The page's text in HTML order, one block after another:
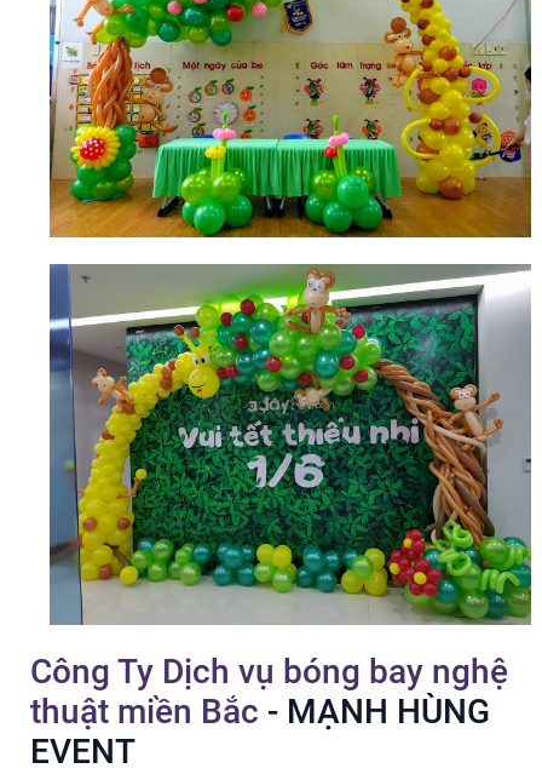
Công Ty Dịch vụ bóng bay nghệ
thuật miền Bắc - MẠNH HÙNG
EVENT